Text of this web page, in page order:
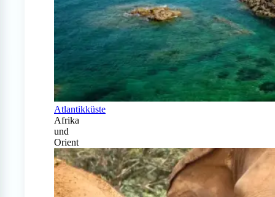
Atlantikküste
Afrika
und
Orient